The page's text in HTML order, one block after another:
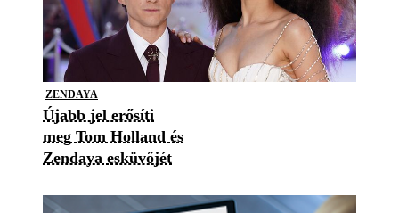
ZENDAYA
Újabb jel erősíti
meg Tom Holland és
Zendaya esküvőjét